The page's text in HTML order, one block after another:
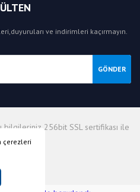
çerezleri
ve indirimleri kaçırmayın.
GÖNDER
bilgileriniz 256bit SSL sertifikası ile